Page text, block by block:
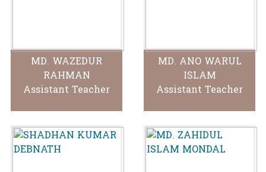
MD. WAZEDUR
RAHMAN
Assistant Teacher
MD. ANO WARUL
ISLAM
Assistant Teacher